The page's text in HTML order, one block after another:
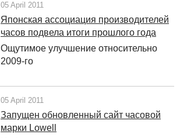
05 April 2011
Японская ассоциация производителей
часов подвела итоги прошлого года
Ощутимое улучшение относительно
2009-го
05 April 2011
Запущен обновленный сайт часовой
марки Lowell